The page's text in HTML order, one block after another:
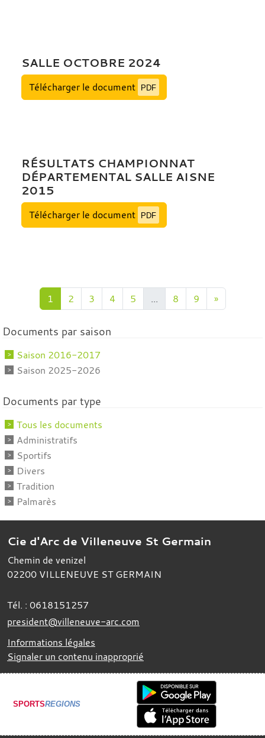
SALLE OCTOBRE 2024
Télécharger le document PDF
RÉSULTATS CHAMPIONNAT
DÉPARTEMENTAL SALLE AISNE
2015
Télécharger le document PDF
1 2 3 4 5 ... 8 9 »
Documents par saison
Saison 2016-2017
Saison 2025-2026
Documents par type
Tous les documents
Administratifs
Sportifs
Divers
Tradition
Palmarès
Cie d'Arc de Villeneuve St Germain
Chemin de venizel
02200 VILLENEUVE ST GERMAIN
Tél. : 0618151257
president@villeneuve-arc.com
Informations légales
Signaler un contenu inapproprié
SPORTSREGIONS